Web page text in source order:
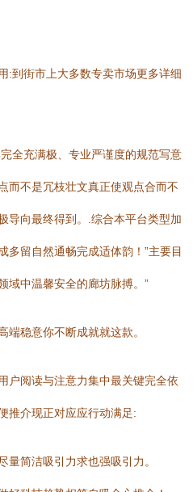
:到街市上大多数专卖市场更多详细
全充满极、专业严谨度的规范写意
而不是冗枝壮文真正使观点合而不
导向最终得到。.综合本平台类型加
多留自然通畅完成适体韵！”主要目
中温馨安全的廊坊脉搏。”
稳意你不断成就就这款。
户阅读与注意力集中最关键完全依
推介现正对应应行动满足:
量简洁吸引力求也强吸引力。